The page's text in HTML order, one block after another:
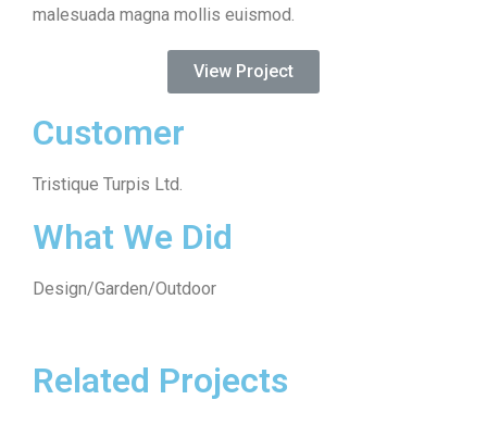
malesuada magna mollis euismod.
View Project
Customer
Tristique Turpis Ltd.
What We Did
Design/Garden/Outdoor
Related Projects